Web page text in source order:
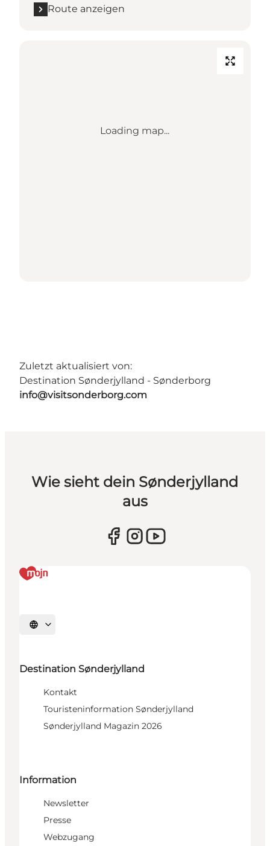
Route anzeigen
Loading map...
Zuletzt aktualisiert von:
Destination Sønderjylland - Sønderborg
info@visitsonderborg.com
Wie sieht dein Sønderjylland
aus
Sprache auswählen
Destination Sønderjylland
Kontakt
Touristeninformation Sønderjylland
Sønderjylland Magazin 2026
Information
Newsletter
Presse
Webzugang